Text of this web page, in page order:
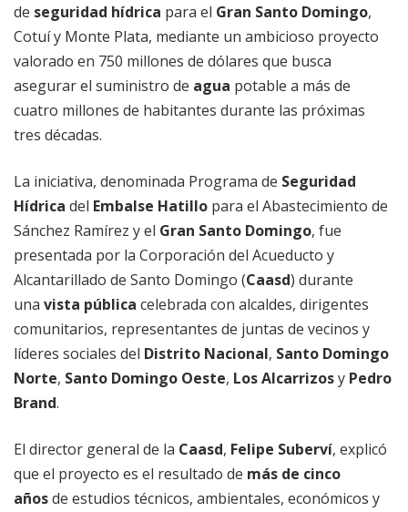
de seguridad hídrica para el Gran Santo Domingo,
Cotuí y Monte Plata, mediante un ambicioso proyecto
valorado en 750 millones de dólares que busca
asegurar el suministro de agua potable a más de
cuatro millones de habitantes durante las próximas
tres décadas.
La iniciativa, denominada Programa de Seguridad
Hídrica del Embalse Hatillo para el Abastecimiento de
Sánchez Ramírez y el Gran Santo Domingo, fue
presentada por la Corporación del Acueducto y
Alcantarillado de Santo Domingo (Caasd) durante
una vista pública celebrada con alcaldes, dirigentes
comunitarios, representantes de juntas de vecinos y
líderes sociales del Distrito Nacional, Santo Domingo
Norte, Santo Domingo Oeste, Los Alcarrizosy Pedro
Brand.
El director general de la Caasd, Felipe Suberví, explicó
que el proyecto es el resultado de más de cinco
añosde estudios técnicos, ambientales, económicos y